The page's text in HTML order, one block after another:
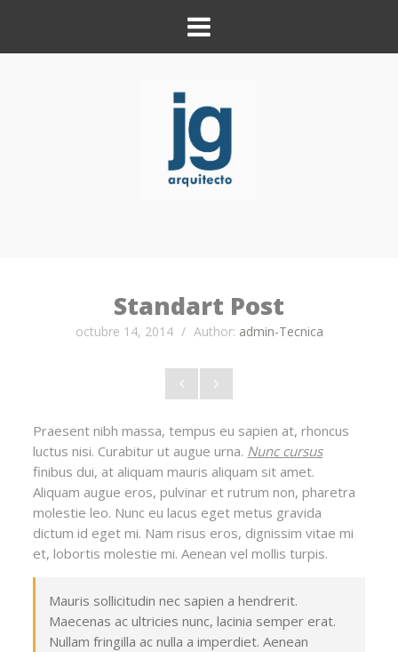
Standart Post
octubre 14, 2014 / Author: admin-Tecnica
Praesent nibh massa, tempus eu sapien at, rhoncus
luctus nisi. Curabitur ut augue urna. Nunc cursus
finibus dui, at aliquam mauris aliquam sit amet.
Aliquam augue eros, pulvinar et rutrum non, pharetra
molestie leo. Nunc eu lacus eget metus gravida
dictum id eget mi. Nam risus eros, dignissim vitae mi
et, lobortis molestie mi. Aenean vel mollis turpis.
Mauris sollicitudin nec sapien a hendrerit.
Maecenas ac ultricies nunc, lacinia semper erat.
Nullam fringilla ac nulla a imperdiet. Aenean